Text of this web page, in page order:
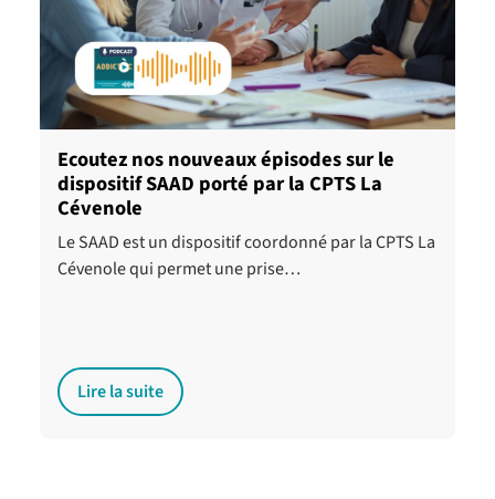
Ecoutez nos nouveaux épisodes sur le
dispositif SAAD porté par la CPTS La
Cévenole
Le SAAD est un dispositif coordonné par la CPTS La
Cévenole qui permet une prise…
Lire la suite